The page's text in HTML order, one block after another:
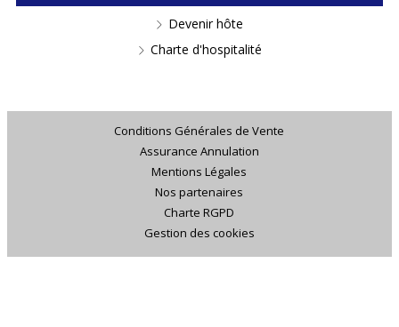
Devenir hôte
Charte d'hospitalité
Conditions Générales de Vente
Assurance Annulation
Mentions Légales
Nos partenaires
Charte RGPD
Gestion des cookies